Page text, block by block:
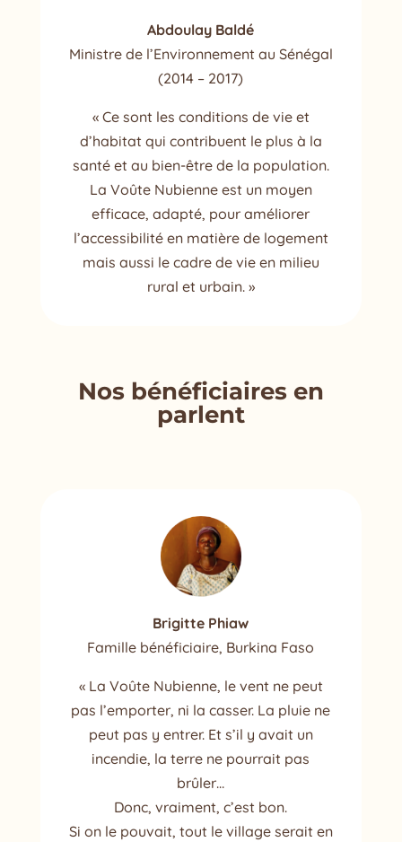
Abdoulay Baldé
Ministre de l’Environnement au Sénégal
(2014 – 2017)
« Ce sont les conditions de vie et
d’habitat qui contribuent le plus à la
santé et au bien-être de la population.
La Voûte Nubienne est un moyen
efficace, adapté, pour améliorer
l’accessibilité en matière de logement
mais aussi le cadre de vie en milieu
rural et urbain. »
Nos bénéficiaires en
parlent
Brigitte Phiaw
Famille bénéficiaire, Burkina Faso
« La Voûte Nubienne, le vent ne peut
pas l’emporter, ni la casser. La pluie ne
peut pas y entrer. Et s’il y avait un
incendie, la terre ne pourrait pas
brûler…
Donc, vraiment, c’est bon.
Si on le pouvait, tout le village serait en